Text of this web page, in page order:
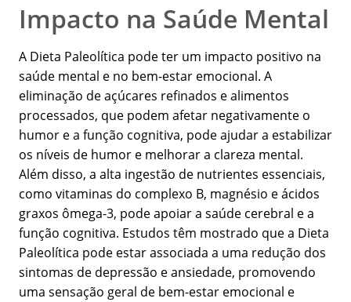
Impacto na Saúde Mental
A Dieta Paleolítica pode ter um impacto positivo na
saúde mental e no bem-estar emocional. A
eliminação de açúcares refinados e alimentos
processados, que podem afetar negativamente o
humor e a função cognitiva, pode ajudar a estabilizar
os níveis de humor e melhorar a clareza mental.
Além disso, a alta ingestão de nutrientes essenciais,
como vitaminas do complexo B, magnésio e ácidos
graxos ômega-3, pode apoiar a saúde cerebral e a
função cognitiva. Estudos têm mostrado que a Dieta
Paleolítica pode estar associada a uma redução dos
sintomas de depressão e ansiedade, promovendo
uma sensação geral de bem-estar emocional e